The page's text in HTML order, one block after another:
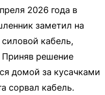
2026 года в
заметил на
кабель,
решение
домой за кусачками
сорвал кабель.